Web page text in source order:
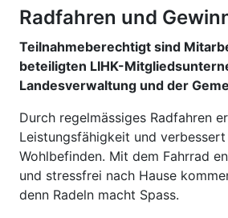
Radfahren und
Teilnahmeberechtigt sind
beteiligten LIHK-
Landesverwaltung und der
Durch regelmässiges Radfahren
Leistungsfähigkeit und
Wohlbefinden. Mit dem Fahrrad
und stressfrei nach Hause
denn Radeln macht Spass.